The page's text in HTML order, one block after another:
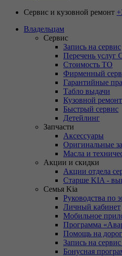
Сервис и кузовной ремонт
Владельцам
Сервис
Запись на сервис
Перечень услуг
Стоимость ТО
Фирменный
Гарантийные
Табло выдачи
Кузовной ремонт
Быстрый сервис
Детейлинг
Запчасти
Аксессуары
Оригинальные
Масла и
Акции и скидки
Акции отдела
Старше KIA -
Семья Kia
Руководства по
Личный кабинет
Мобильное
Программа
Помощь на
Запись на
Бонусная